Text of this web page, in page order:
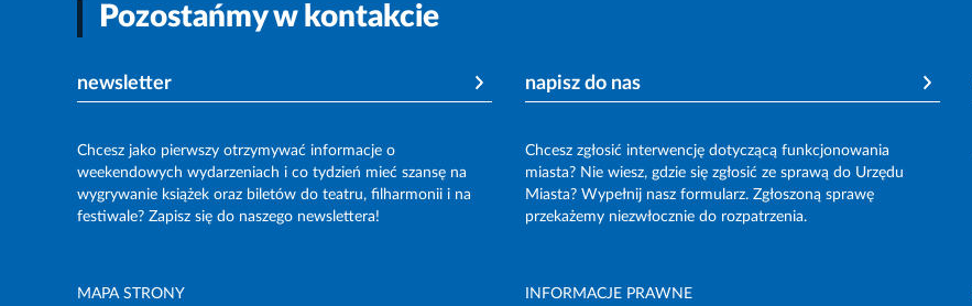
Pozostańmy w kontakcie
newsletter
Chcesz jako pierwszy otrzymywać informacje o
weekendowych wydarzeniach i co tydzień mieć szansę na
wygrywanie książek oraz biletów do teatru, filharmonii i na
festiwale? Zapisz się do naszego newslettera!
napisz do nas
Chcesz zgłosić interwencję dotyczącą funkcjonowania
miasta? Nie wiesz, gdzie się zgłosić ze sprawą do Urzędu
Miasta? Wypełnij nasz formularz. Zgłoszoną sprawę
przekażemy niezwłocznie do rozpatrzenia.
MAPA STRONY INFORMACJE PRAWNE